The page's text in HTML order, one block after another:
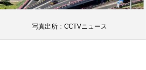
写真出所：CCTVニュース